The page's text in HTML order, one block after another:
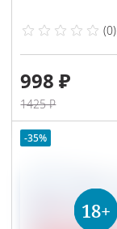
(0)
998 ₽
1425 ₽
-35%